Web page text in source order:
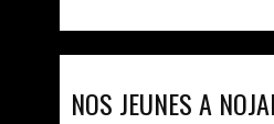
NOS JEUNES A